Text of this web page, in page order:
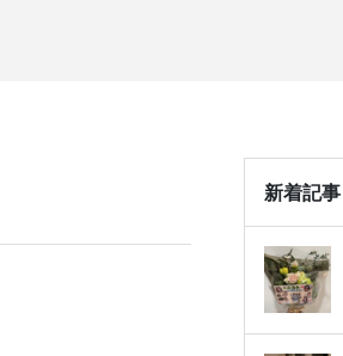
新着記事